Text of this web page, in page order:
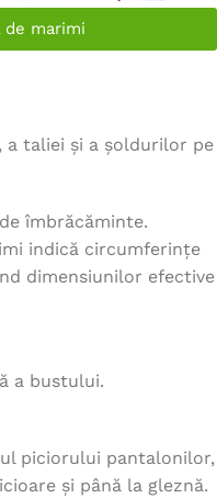
de marimi
taliei și a șoldurilor pe
îmbrăcăminte.
indică circumferințe
dimensiunilor efective
a bustului.
piciorului pantalonilor,
și până la gleznă.